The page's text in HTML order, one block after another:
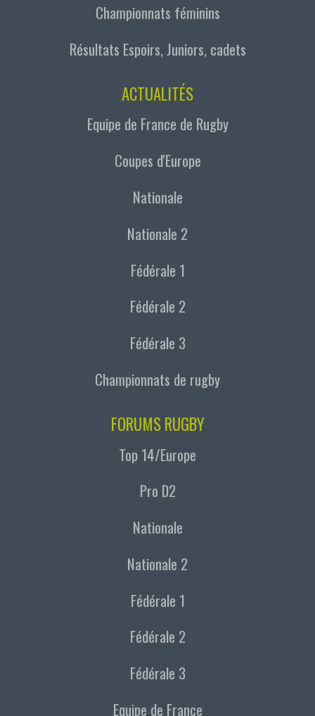
Championnats féminins
Résultats Espoirs, Juniors, cadets
ACTUALITÉS
Equipe de France de Rugby
Coupes d'Europe
Nationale
Nationale 2
Fédérale 1
Fédérale 2
Fédérale 3
Championnats de rugby
FORUMS RUGBY
Top 14/Europe
Pro D2
Nationale
Nationale 2
Fédérale 1
Fédérale 2
Fédérale 3
Equipe de France